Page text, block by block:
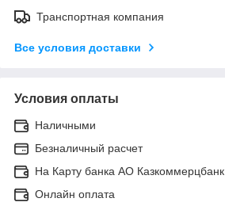
Транспортная компания
Все условия доставки
Условия оплаты
Наличными
Безналичный расчет
На Карту банка АО Казкоммерцбанк
Онлайн оплата